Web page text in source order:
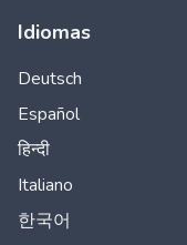
Idiomas
Deutsch
Español
हिन्दी
Italiano
한국어